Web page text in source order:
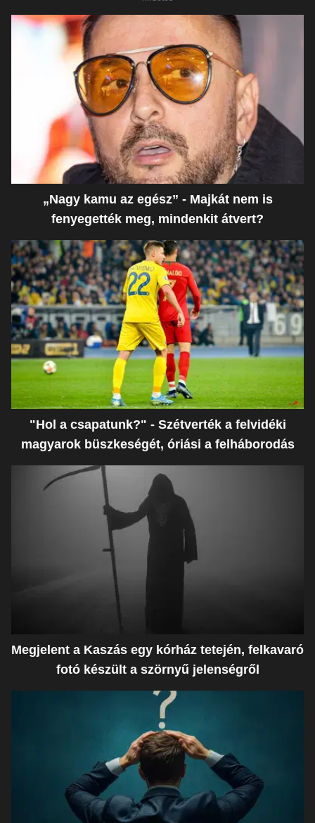
„Nagy kamu az egész” - Majkát nem is
fenyegették meg, mindenkit átvert?
"Hol a csapatunk?" - Szétverték a felvidéki
magyarok büszkeségét, óriási a felháborodás
Megjelent a Kaszás egy kórház tetején, felkavaró
fotó készült a szörnyű jelenségről